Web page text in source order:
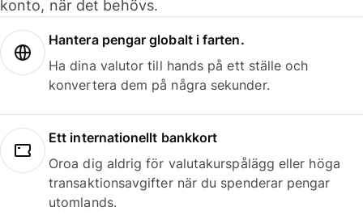
konto, när det behövs.
Hantera pengar globalt i farten.
Ha dina valutor till hands på ett ställe och
konvertera dem på några sekunder.
Ett internationellt bankkort
Oroa dig aldrig för valutakurspålägg eller höga
transaktionsavgifter när du spenderar pengar
utomlands.